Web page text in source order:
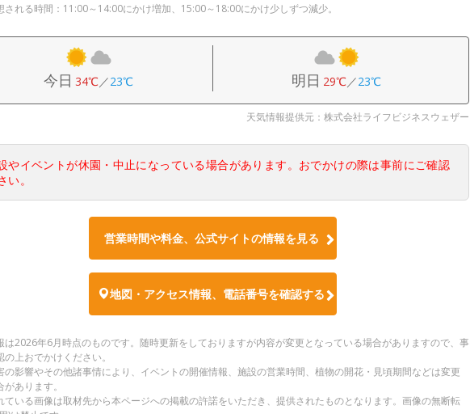
される時間：11:00～14:00にかけ増加、15:00～18:00にかけ少しずつ減少。
今日 34℃／23℃ 明日 29℃／23℃
天気情報提供元：株式会社ライフビジネスウェザー
やイベントが休園・中止になっている場合があります。おでかけの際は事前にご確認
い。
営業時間や料金、公式サイトの情報を見る
地図・アクセス情報、電話番号を確認する
2026年6月時点のものです。随時更新をしておりますが内容が変更となっている場合がありますので、事
上おでかけください。
影響やその他諸事情により、イベントの開催情報、施設の営業時間、植物の開花・見頃期間などは変更
あります。
いる画像は取材先から本ページへの掲載の許諾をいただき、提供されたものとなります。画像の無断転